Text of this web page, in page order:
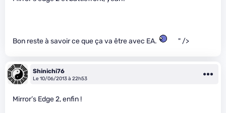
Bon reste à savoir ce que ça va être avec EA. " />
Shinichi76
Le 10/06/2013 à 22h53
Mirror’s Edge 2, enfin !